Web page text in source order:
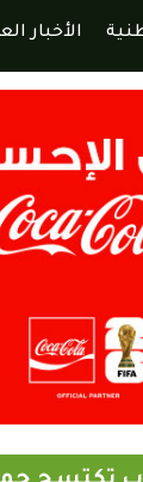
الأخبار